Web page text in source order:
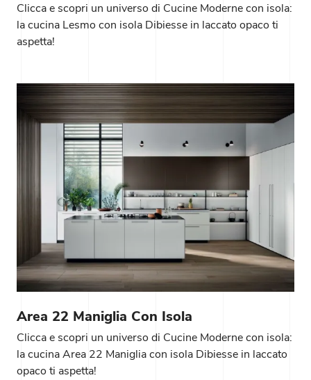
Clicca e scopri un universo di Cucine Moderne con isola:
la cucina Lesmo con isola Dibiesse in laccato opaco ti
aspetta!
Area 22 Maniglia Con Isola
Clicca e scopri un universo di Cucine Moderne con isola:
la cucina Area 22 Maniglia con isola Dibiesse in laccato
opaco ti aspetta!